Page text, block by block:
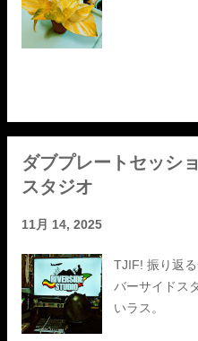
ダブプレートセッシ
スタジオ
11月 14, 2025
TJIF! 振り返
バーサイドス
いラス。